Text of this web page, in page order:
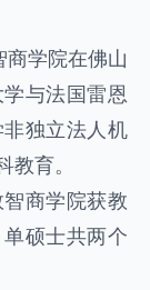
学院在佛山
与法国雷恩
独立法人机
育。
商学院获教
硕士共两个